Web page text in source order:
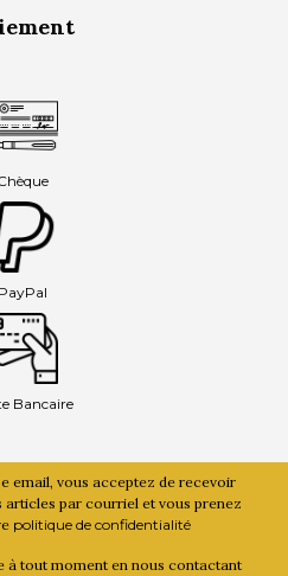
PayPal
Bancaire
email, vous acceptez de recevoir
articles par courriel et vous prenez
politique de confidentialité
à tout moment en nous contactant